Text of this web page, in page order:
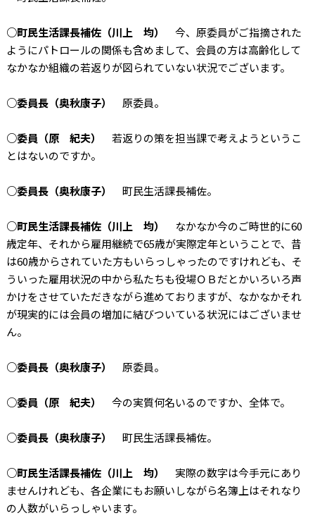
○町民生活課長補佐（川上 均）
今、原委員がご指摘された
ようにパトロールの関係も含めまして、会員の方は高齢化して
なかなか組織の若返りが図られていない状況でございます。
○委員長（奥秋康子） 原委員。
○委員（原 紀夫）
若返りの策を担当課で考えようというこ
とはないのですか。
○委員長（奥秋康子） 町民生活課長補佐。
○町民生活課長補佐（川上 均）
なかなか今のご時世的に60
歳定年、それから雇用継続で65歳が実際定年ということで、昔
は60歳からされていた方もいらっしゃったのですけれども、そ
ういった雇用状況の中から私たちも役場ＯＢだとかいろいろ声
かけをさせていただきながら進めておりますが、なかなかそれ
が現実的には会員の増加に結びついている状況にはございませ
ん。
○委員長（奥秋康子） 原委員。
○委員（原 紀夫） 今の実質何名いるのですか、全体で。
○委員長（奥秋康子） 町民生活課長補佐。
○町民生活課長補佐（川上 均）
実際の数字は今手元にあり
ませんけれども、各企業にもお願いしながら名簿上はそれなり
の人数がいらっしゃいます。